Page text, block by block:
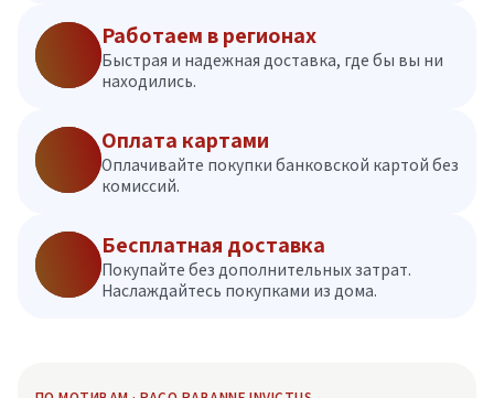
Работаем в регионах
Быстрая и надежная доставка, где бы вы ни
находились.
Оплата картами
Оплачивайте покупки банковской картой без
комиссий.
Бесплатная доставка
Покупайте без дополнительных затрат.
Наслаждайтесь покупками из дома.